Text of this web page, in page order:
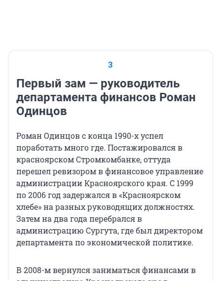
3
Первый зам — руководитель
департамента финансов Роман
Одинцов
Роман Одинцов с конца 1990-х успел
поработать много где. Постажировался в
красноярском Стромкомбанке, оттуда
перешел ревизором в финансовое управление
администрации Красноярского края. С 1999
по 2006 год задержался в «Красноярском
хлебе» на разных руководящих должностях.
Затем на два года перебрался в
администрацию Сургута, где был директором
департамента по экономической политике.
В 2008-м вернулся заниматься финансами в